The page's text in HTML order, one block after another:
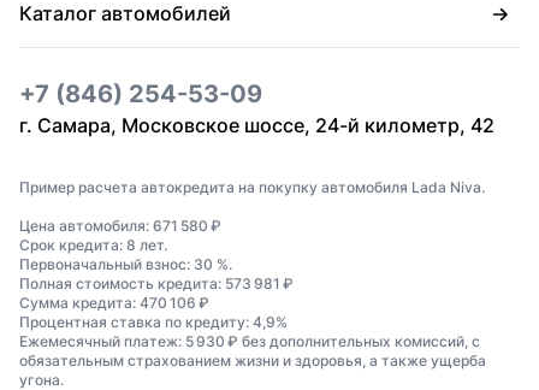
Каталог автомобилей
+7 (846) 254-53-09
г. Самара, Московское шоссе, 24-й километр, 42
Пример расчета автокредита на покупку автомобиля Lada Niva.
Цена автомобиля: 671 580 ₽
Срок кредита: 8 лет.
Первоначальный взнос: 30 %.
Полная стоимость кредита: 573 981 ₽
Сумма кредита: 470 106 ₽
Процентная ставка по кредиту: 4,9%
Ежемесячный платеж: 5 930 ₽ без дополнительных комиссий, с
обязательным страхованием жизни и здоровья, а также ущерба
угона.